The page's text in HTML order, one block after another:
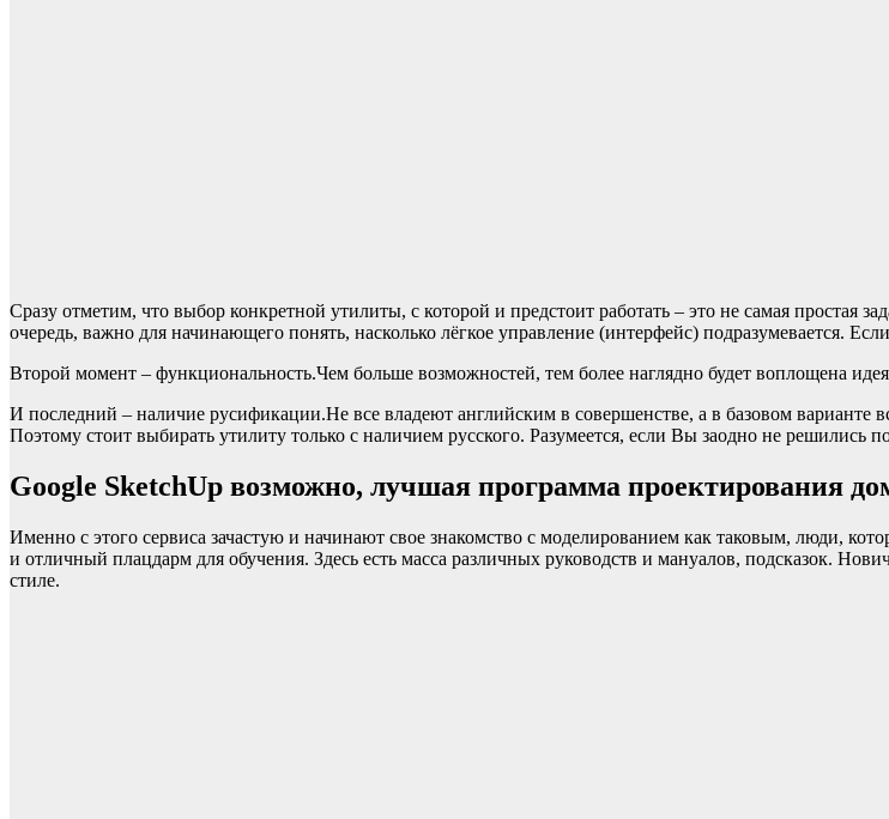
Сразу отметим, что выбор конкретной утилиты, с которой и предстоит работать – это не самая простая
очередь, важно для начинающего понять, насколько лёгкое управление (интерфейс) подразумевается.
Второй момент – функциональность.Чем больше возможностей, тем более наглядно будет воплощена
И последний – наличие русификации.Не все владеют английским в совершенстве, а в базовом варианте
Поэтому стоит выбирать утилиту только с наличием русского. Разумеется, если Вы заодно не решились
Google SketchUp возможно, лучшая программа проектирования
Именно с этого сервиса зачастую и начинают свое знакомство с моделированием как таковым, люди,
и отличный плацдарм для обучения. Здесь есть масса различных руководств и мануалов, подсказок.
стиле.